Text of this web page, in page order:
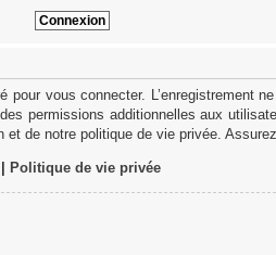
pour vous connecter. L’enregistrement
permissions additionnelles aux
et de notre politique de vie privée.
Politique de vie privée